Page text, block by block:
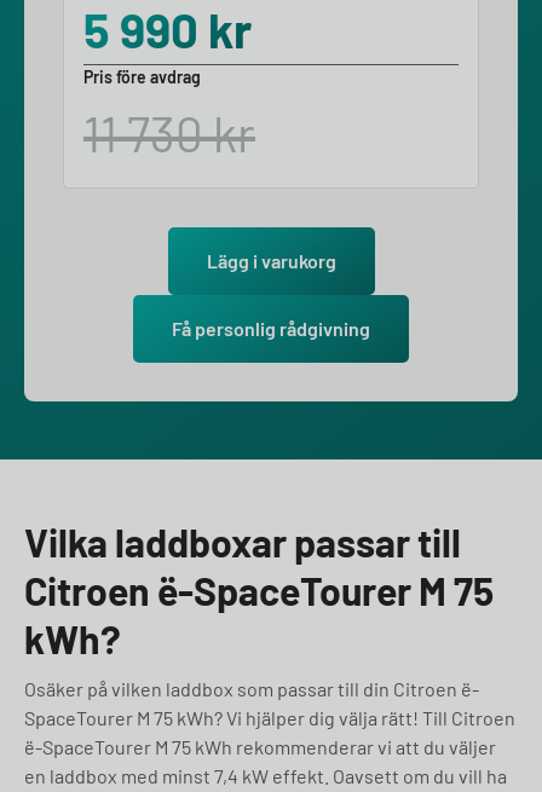
5 990 kr
Pris före avdrag
11 730kr
Lägg i varukorg
Få personlig rådgivning
Vilka laddboxar passar till
Citroen ë-SpaceTourer M 75
kWh?
Osäker på vilken laddbox som passar till din Citroen ë-
SpaceTourer M 75 kWh? Vi hjälper dig välja rätt! Till Citroen
ë-SpaceTourer M 75 kWh rekommenderar vi att du väljer
en laddbox med minst 7,4 kW effekt. Oavsett om du vill ha